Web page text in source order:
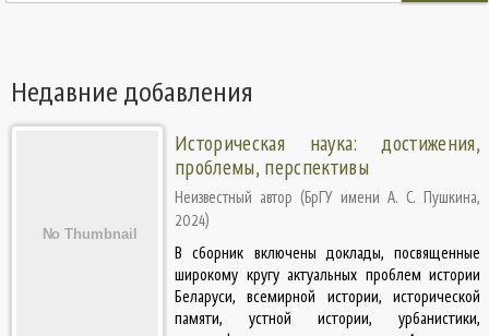
Недавние добавления
Историческая наука: достижения,
проблемы, перспективы
Неизвестный автор (БрГУ имени А. С. Пушкина,
2024)
В сборник включены доклады, посвященные
широкому кругу актуальных проблем истории
Беларуси, всемирной истории, исторической
памяти, устной истории, урбанистики,